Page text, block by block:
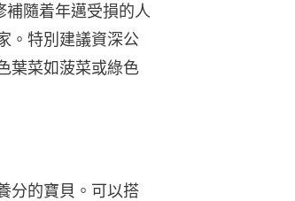
隨着年邁受損的人
。特別建議資深公
葉菜如菠菜或綠色
分的寶貝。可以搭